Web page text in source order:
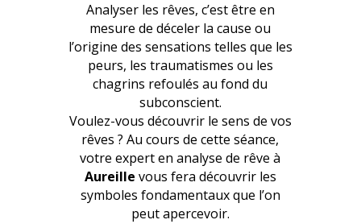
Analyser les rêves, c’est être en
mesure de déceler la cause ou
l’origine des sensations telles que les
peurs, les traumatismes ou les
chagrins refoulés au fond du
subconscient.
Voulez-vous découvrir le sens de vos
rêves ? Au cours de cette séance,
votre expert en analyse de rêve à
Aureille vous fera découvrir les
symboles fondamentaux que l’on
peut apercevoir.